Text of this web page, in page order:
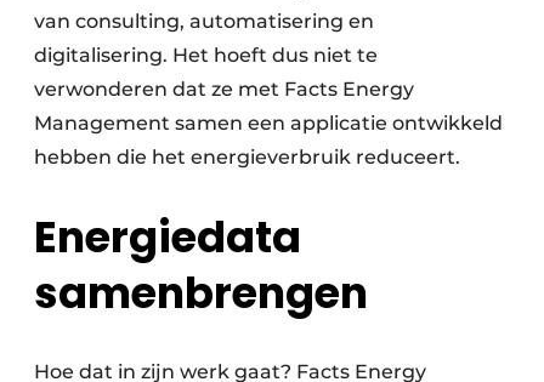
van consulting, automatisering en
digitalisering. Het hoeft dus niet te
verwonderen dat ze met Facts Energy
Management samen een applicatie ontwikkeld
hebben die het energieverbruik reduceert.
Energiedata
samenbrengen
Hoe dat in zijn werk gaat? Facts Energy